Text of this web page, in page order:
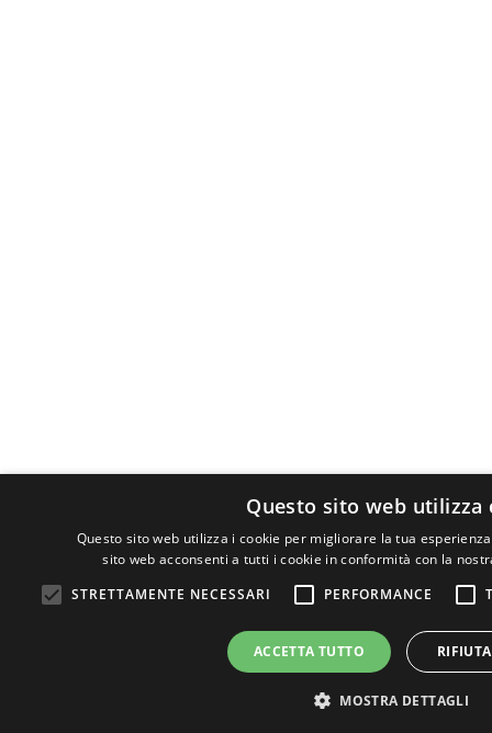
Questo sito web utilizza
Questo sito web utilizza i cookie per migliorare la tua
sito web acconsenti a tutti i cookie in conformità con la
STRETTAMENTE NECESSARI
PERFORMANCE
ACCETTA TUTTO
MOSTRA DETTAGLI